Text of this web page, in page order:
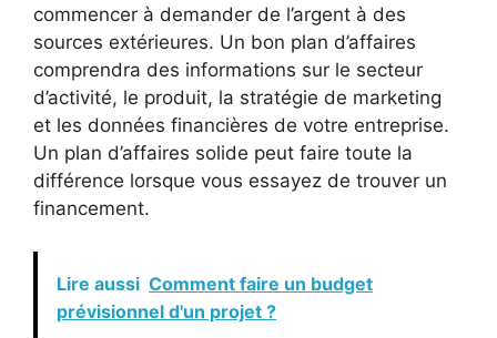
commencer à demander de l’argent à des
sources extérieures. Un bon plan d’affaires
comprendra des informations sur le secteur
d’activité, le produit, la stratégie de marketing
et les données financières de votre entreprise.
Un plan d’affaires solide peut faire toute la
différence lorsque vous essayez de trouver un
financement.
Lire aussi Comment faire un budget
prévisionnel d'un projet ?